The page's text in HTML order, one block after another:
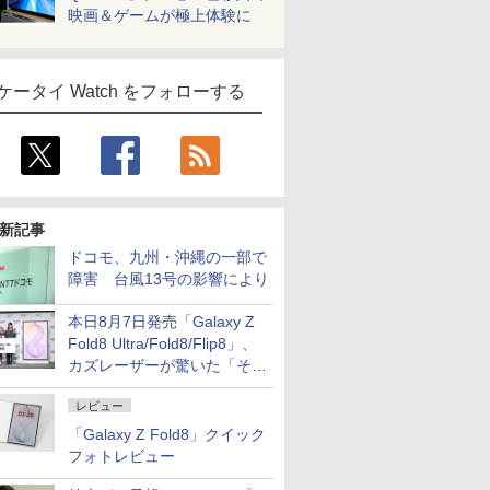
映画＆ゲームが極上体験に
ータイ Watch をフォローする
記事
ドコモ、九州・沖縄の一部で
障害 台風13号の影響により
本日8月7日発売「Galaxy Z
Fold8 Ultra/Fold8/Flip8」、
カズレーザーが驚いた「そば
屋のメニュー並みの薄さ」
レビュー
「Galaxy Z Fold8」クイック
フォトレビュー